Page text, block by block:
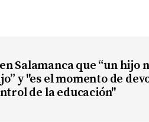
Salamanca que “un hijo
y "es el momento de
de la educación"